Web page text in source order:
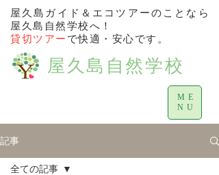
屋久島自然学校
屋久島ガイド＆エコツアーのことなら
屋久島自然学校へ！
貸切ツアー で快適・安心です。
ME
NU
記事
全ての記事